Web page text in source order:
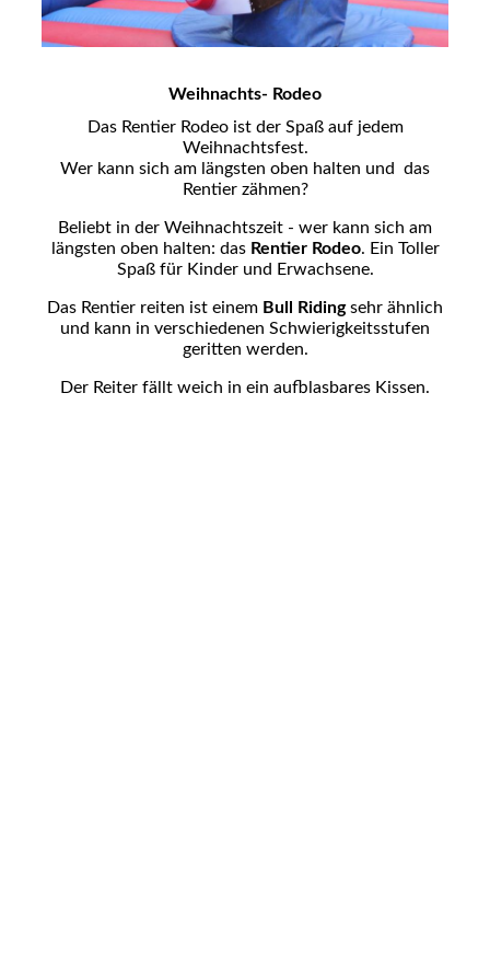
Weihnachts- Rodeo
Das Rentier Rodeo ist der Spaß auf jedem
Weihnachtsfest.
Wer kann sich am längsten oben halten und das
Rentier zähmen?
Beliebt in der Weihnachtszeit - wer kann sich am
längsten oben halten: das Rentier Rodeo. Ein Toller
Spaß für Kinder und Erwachsene.
Das Rentier reiten ist einem Bull Ridingsehr ähnlich
und kann in verschiedenen Schwierigkeitsstufen
geritten werden.
Der Reiter fällt weich in ein aufblasbares Kissen.